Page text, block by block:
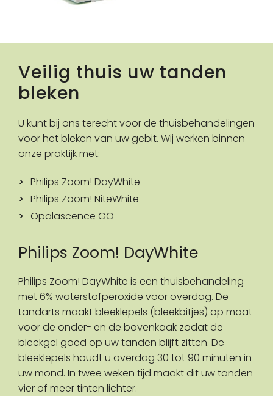
Veilig thuis uw tanden
bleken
U kunt bij ons terecht voor de thuisbehandelingen
voor het bleken van uw gebit. Wij werken binnen
onze praktijk met:
Philips Zoom! DayWhite
Philips Zoom! NiteWhite
Opalascence GO
Philips Zoom! DayWhite
Philips Zoom! DayWhite is een thuisbehandeling
met 6% waterstofperoxide voor overdag. De
tandarts maakt bleeklepels (bleekbitjes) op maat
voor de onder- en de bovenkaak zodat de
bleekgel goed op uw tanden blijft zitten. De
bleeklepels houdt u overdag 30 tot 90 minuten in
uw mond. In twee weken tijd maakt dit uw tanden
vier of meer tinten lichter.